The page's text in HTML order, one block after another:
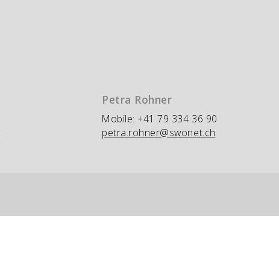
Petra Rohner
Mobile: +41 79 334 36 90
petra.rohner@swonet.ch